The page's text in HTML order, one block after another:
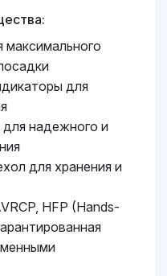
для
надежного и
для хранения и
HFP (Hands-